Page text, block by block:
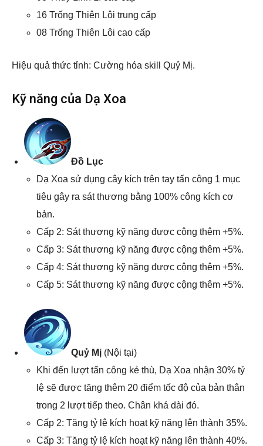
16 Trống Thiên Lôi trung cấp
08 Trống Thiên Lôi cao cấp
Hiệu quả thức tỉnh: Cường hóa skill Quỷ Mị.
Kỹ năng của Dạ Xoa
Đồ Lục
Dạ Xoa sử dụng cây kích trên tay tấn công 1 mục
tiêu gây ra sát thương bằng 100% công kích cơ
bản.
Cấp 2: Sát thương kỹ năng được cộng thêm +5%.
Cấp 3: Sát thương kỹ năng được cộng thêm +5%.
Cấp 4: Sát thương kỹ năng được cộng thêm +5%.
Cấp 5: Sát thương kỹ năng được cộng thêm +5%.
Quỷ Mị (Nội tại)
Khi đến lượt tấn công kẻ thù, Dạ Xoa nhận 30% tỷ
lệ sẽ được tăng thêm 20 điểm tốc độ của bản thân
trong 2 lượt tiếp theo. Chân khá dài đó.
Cấp 2: Tăng tỷ lệ kích hoạt kỹ năng lên thành 35%.
Cấp 3: Tăng tỷ lệ kích hoạt kỹ năng lên thành 40%.